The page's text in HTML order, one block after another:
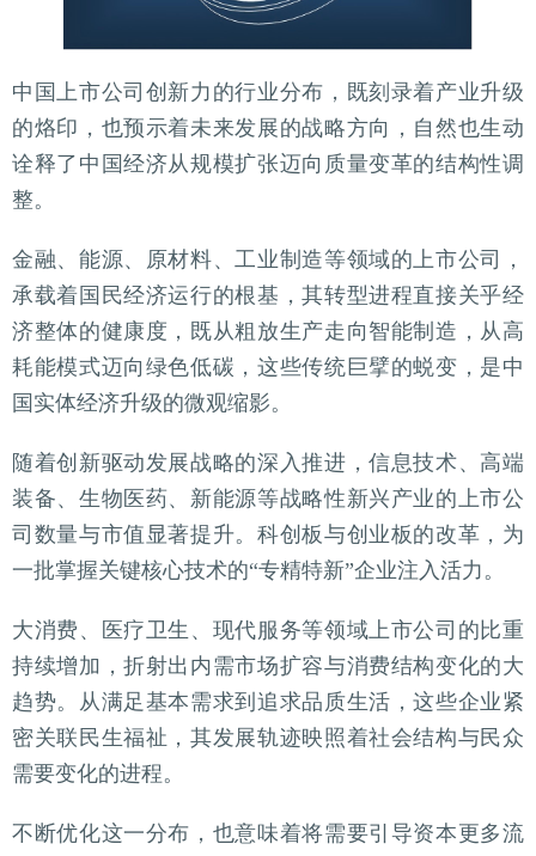
中国上市公司创新力的行业分布，既刻录着产业升级
的烙印，也预示着未来发展的战略方向，自然也生动
诠释了中国经济从规模扩张迈向质量变革的结构性调
整。
金融、能源、原材料、工业制造等领域的上市公司，
承载着国民经济运行的根基，其转型进程直接关乎经
济整体的健康度，既从粗放生产走向智能制造，从高
耗能模式迈向绿色低碳，这些传统巨擘的蜕变，是中
国实体经济升级的微观缩影。
随着创新驱动发展战略的深入推进，信息技术、高端
装备、生物医药、新能源等战略性新兴产业的上市公
司数量与市值显著提升。科创板与创业板的改革，为
一批掌握关键核心技术的“专精特新”企业注入活力。
大消费、医疗卫生、现代服务等领域上市公司的比重
持续增加，折射出内需市场扩容与消费结构变化的大
趋势。从满足基本需求到追求品质生活，这些企业紧
密关联民生福祉，其发展轨迹映照着社会结构与民众
需要变化的进程。
不断优化这一分布，也意味着将需要引导资本更多流